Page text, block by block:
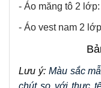
- Áo măng tô 2
- Áo vest nam 2
Lưu ý: Màu sắc
chút so với thực